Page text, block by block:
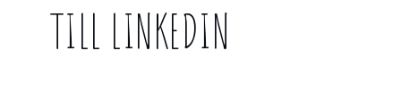
TILL LINKEDIN